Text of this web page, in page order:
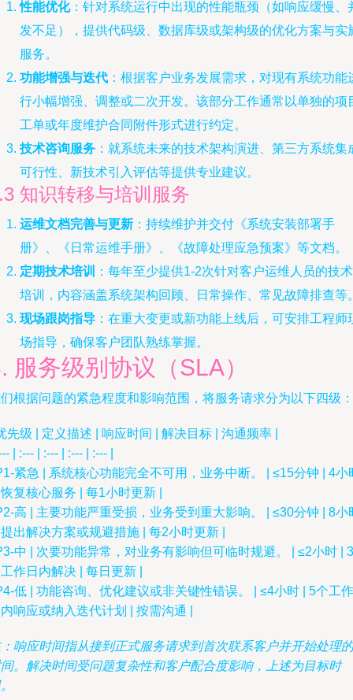
性能优化：针对系统运行中出现的性能瓶颈（如响应缓慢、
发不足），提供代码级、数据库级或架构级的优化方案与实
服务。
功能增强与迭代 ：根据客户业务发展需求，对现有系统功能
行小幅增强、调整或二次开发。该部分工作通常以单独的项
工单或年度维护合同附件形式进行约定。
技术咨询服务 ：就系统未来的技术架构演进、第三方系统集
可行性、新技术引入评估等提供专业建议。
知识转移与培训服务
运维文档完善与更新 ：持续维护并交付《系统安装部署手
册》、《日常运维手册》、《故障处理应急预案》等文档。
定期技术培训
：每年至少提供1-2次针对客户运维人员的技术
培训，内容涵盖系统架构回顾、日常操作、常见故障排查等
现场跟岗指导 ：在重大变更或新功能上线后，可安排工程师
场指导，确保客户团队熟练掌握。
服务级别协议（SLA）
根据问题的紧急程度和影响范围，将服务请求分为以下四级：
先级 | 定义描述 | 响应时间 | 解决目标 | 沟通频率 |
| :--- | :--- | :--- | :--- |
紧急 | 系统核心功能完全不可用，业务中断。 | ≤15分钟 | 4小
复核心服务 | 每1小时更新 |
高 | 主要功能严重受损，业务受到重大影响。 | ≤30分钟 | 8小
出解决方案或规避措施 | 每2小时更新 |
中 | 次要功能异常，对业务有影响但可临时规避。 | ≤2小时 | 3
作日内解决 | 每日更新 |
低 | 功能咨询、优化建议或非关键性错误。 | ≤4小时 | 5个工作
响应或纳入迭代计划 | 按需沟通 |
响应时间指从接到正式服务请求到首次联系客户并开始处理的
。解决时间受问题复杂性和客户配合度影响，上述为目标时